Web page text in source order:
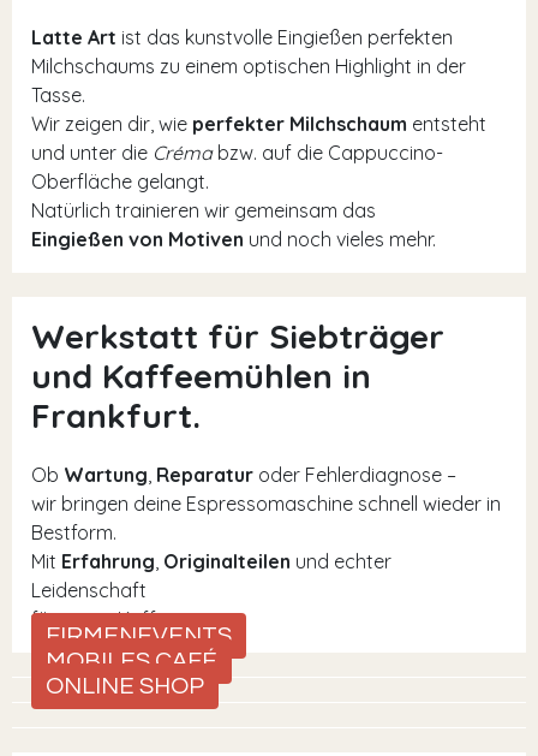
Latte Art ist das kunstvolle Eingießen perfekten
Milchschaums zu einem optischen Highlight in der
Tasse.
Wir zeigen dir, wie perfekter Milchschaum entsteht
und unter die Crémabzw. auf die Cappuccino-
Oberfläche gelangt.
Natürlich trainieren wir gemeinsam das
Eingießen von Motiven und noch vieles mehr.
Werkstatt für Siebträger
und Kaffeemühlen in
Frankfurt.
Ob Wartung, Reparatur oder Fehlerdiagnose –
wir bringen deine Espressomaschine schnell wieder in
Bestform.
Mit Erfahrung, Originalteilen und echter
Leidenschaft
für guten Kaffee.
FIRMENEVENTS
MOBILES CAFÉ
ONLINE SHOP